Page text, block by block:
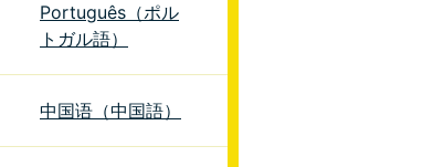
Português（ポル
トガル語）
中国语（中国語）